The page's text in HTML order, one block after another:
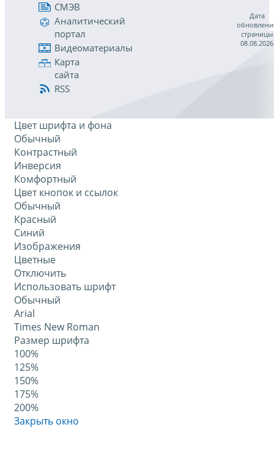
СМЭВ
Аналитический
портал
Видеоматериалы
Карта
сайта
RSS
Дата
страницы
08.08.2026
Цвет шрифта и фона
Обычный
Контрастный
Инверсия
Комфортный
Цвет кнопок и ссылок
Обычный
Красный
Синий
Изображения
Цветные
Отключить
Использовать шрифт
Обычный
Arial
Times New Roman
Размер шрифта
100%
125%
150%
175%
200%
Закрыть окно